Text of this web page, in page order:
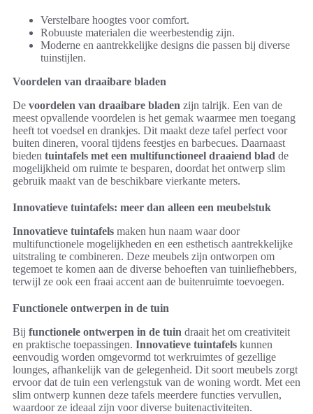
Verstelbare hoogtes voor comfort.
Robuuste materialen die weerbestendig zijn.
Moderne en aantrekkelijke designs die passen bij diverse
tuinstijlen.
Voordelen van draaibare bladen
De voordelen van draaibare bladen zijn talrijk. Een van de
meest opvallende voordelen is het gemak waarmee men toegang
heeft tot voedsel en drankjes. Dit maakt deze tafel perfect voor
buiten dineren, vooral tijdens feestjes en barbecues. Daarnaast
bieden tuintafels met een multifunctioneel draaiend blad de
mogelijkheid om ruimte te besparen, doordat het ontwerp slim
gebruik maakt van de beschikbare vierkante meters.
Innovatieve tuintafels: meer dan alleen een meubelstuk
Innovatieve tuintafels maken hun naam waar door
multifunctionele mogelijkheden en een esthetisch aantrekkelijke
uitstraling te combineren. Deze meubels zijn ontworpen om
tegemoet te komen aan de diverse behoeften van tuinliefhebbers,
terwijl ze ook een fraai accent aan de buitenruimte toevoegen.
Functionele ontwerpen in de tuin
Bij functionele ontwerpen in de tuin draait het om creativiteit
en praktische toepassingen. Innovatieve tuintafels kunnen
eenvoudig worden omgevormd tot werkruimtes of gezellige
lounges, afhankelijk van de gelegenheid. Dit soort meubels zorgt
ervoor dat de tuin een verlengstuk van de woning wordt. Met een
slim ontwerp kunnen deze tafels meerdere functies vervullen,
waardoor ze ideaal zijn voor diverse buitenactiviteiten.